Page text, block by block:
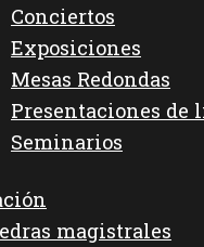
Conciertos
Exposiciones
Mesas Redondas
Presentaciones de
Seminarios
magistrales